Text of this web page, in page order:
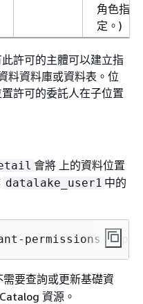
角色指
定。)
許可的主體可以建立指
料資料庫或資料表。位
許可的委託人在子位置
會將 上的資料位置
datalake_user1 中的
permissions --
需要查詢或更新基礎資
資源。